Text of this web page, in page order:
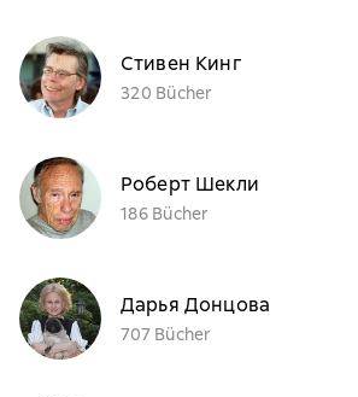
Стивен Кинг
320 Bücher
Роберт Шекли
186 Bücher
Дарья Донцова
707 Bücher